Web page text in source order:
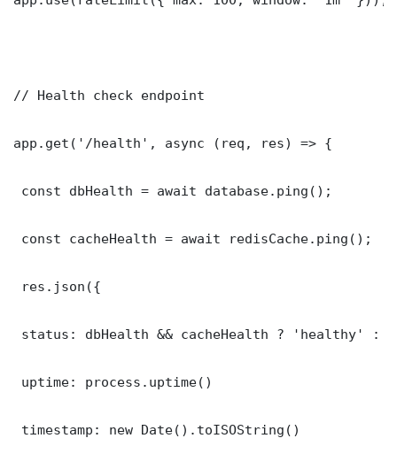
// Health check endpoint
app.get('/health', async (req, res) => {
const dbHealth = await database.ping();
const cacheHealth = await redisCache.ping();
res.json({
status: dbHealth && cacheHealth ? 'healthy' :
uptime: process.uptime()
timestamp: new Date().toISOString()